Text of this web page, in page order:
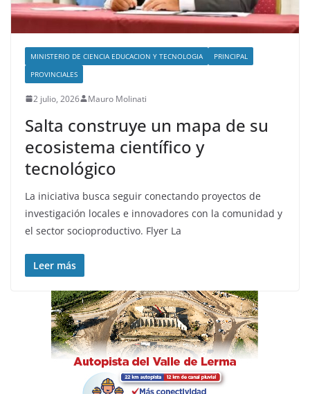
MINISTERIO DE CIENCIA EDUCACION Y TECNOLOGIA
PRINCIPAL
PROVINCIALES
2 julio, 2026 Mauro Molinati
Salta construye un mapa de su
ecosistema científico y
tecnológico
La iniciativa busca seguir conectando proyectos de
investigación locales e innovadores con la comunidad y
el sector socioproductivo. Flyer La
Leer más